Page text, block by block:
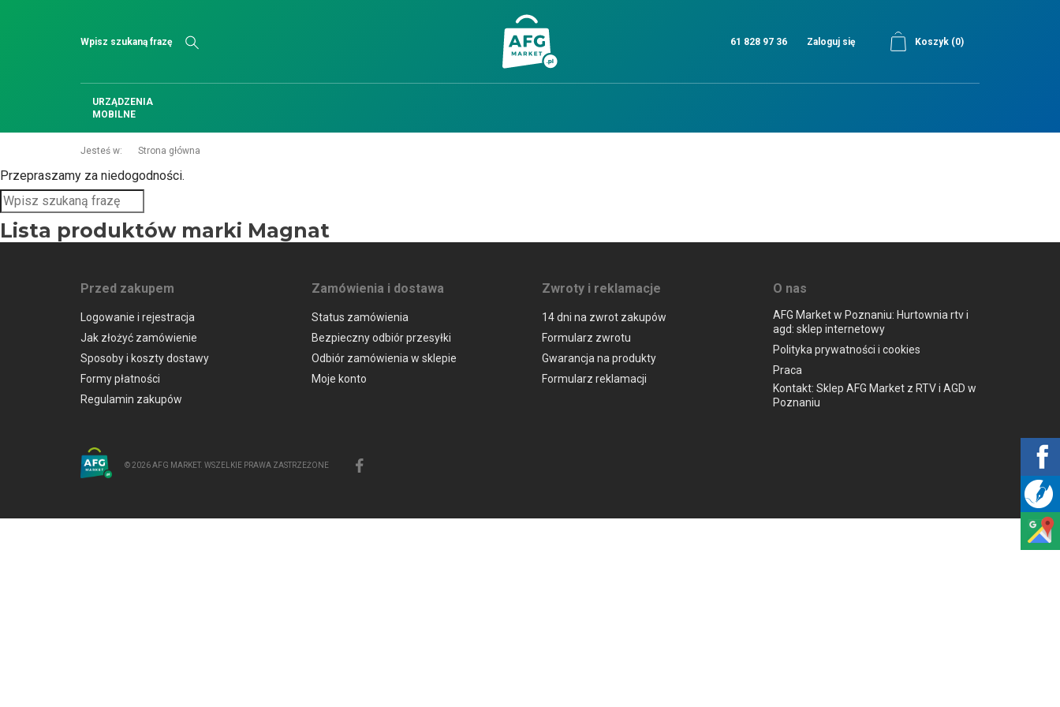
61 828 97 36 Zaloguj się Koszyk (0)
URZĄDZENIA
MOBILNE
Jesteś w: Strona główna
Przepraszamy za niedogodności.
Lista produktów marki Magnat
Przed zakupem
Logowanie i rejestracja
Jak złożyć zamówienie
Sposoby i koszty dostawy
Formy płatności
Regulamin zakupów
Zamówienia i dostawa
Status zamówienia
Bezpieczny odbiór przesyłki
Odbiór zamówienia w sklepie
Moje konto
Zwroty i reklamacje
14 dni na zwrot zakupów
Formularz zwrotu
Gwarancja na produkty
Formularz reklamacji
O nas
AFG Market w Poznaniu: Hurtownia rtv i
agd: sklep internetowy
Polityka prywatności i cookies
Praca
Kontakt: Sklep AFG Market z RTV i AGD w
Poznaniu
© 2026 AFG MARKET. WSZELKIE PRAWA ZASTRZEŻONE